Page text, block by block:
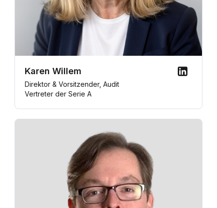
Karen Willem
Direktor & Vorsitzender, Audit
Vertreter der Serie A